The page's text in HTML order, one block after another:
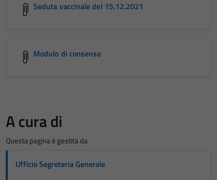
Seduta vaccinale del 15.12.2021
Modulo di consenso
A cura di
Questa pagina è gestita da
Ufficio Segreteria Generale